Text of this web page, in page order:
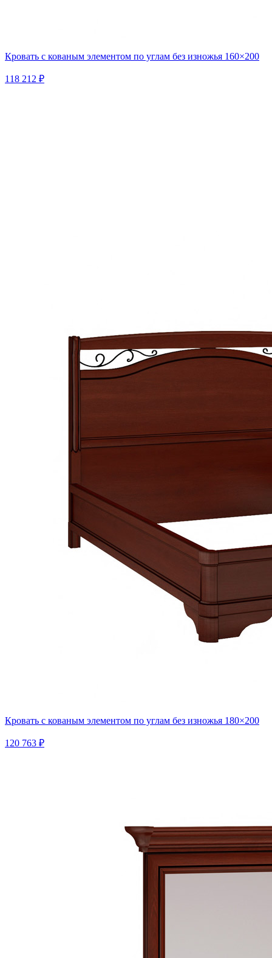
Кровать с кованым элементом по углам без изножья 160×200
118 212 ₽
Кровать с кованым элементом по углам без изножья 180×200
120 763 ₽